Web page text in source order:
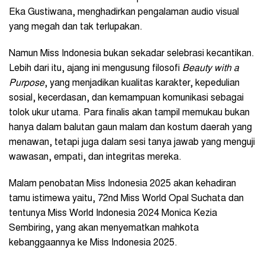
Eka Gustiwana, menghadirkan pengalaman audio visual
yang megah dan tak terlupakan.
Namun Miss Indonesia bukan sekadar selebrasi kecantikan.
Lebih dari itu, ajang ini mengusung filosofi Beauty with a
Purpose, yang menjadikan kualitas karakter, kepedulian
sosial, kecerdasan, dan kemampuan komunikasi sebagai
tolok ukur utama. Para finalis akan tampil memukau bukan
hanya dalam balutan gaun malam dan kostum daerah yang
menawan, tetapi juga dalam sesi tanya jawab yang menguji
wawasan, empati, dan integritas mereka.
Malam penobatan Miss Indonesia 2025 akan kehadiran
tamu istimewa yaitu, 72nd Miss World Opal Suchata dan
tentunya Miss World Indonesia 2024 Monica Kezia
Sembiring, yang akan menyematkan mahkota
kebanggaannya ke Miss Indonesia 2025.